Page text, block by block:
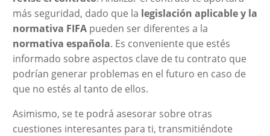
más seguridad, dado que la legislación aplicable y la
normativa FIFApueden ser diferentes a la
normativa española. Es conveniente que estés
informado sobre aspectos clave de tu contrato que
podrían generar problemas en el futuro en caso de
que no estés al tanto de ellos.
Asimismo, se te podrá asesorar sobre otras
cuestiones interesantes para ti, transmitiéndote